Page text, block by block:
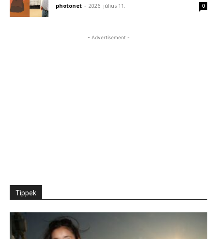
photonet - 2026. július 11. 0
- Advertisement -
Tippek